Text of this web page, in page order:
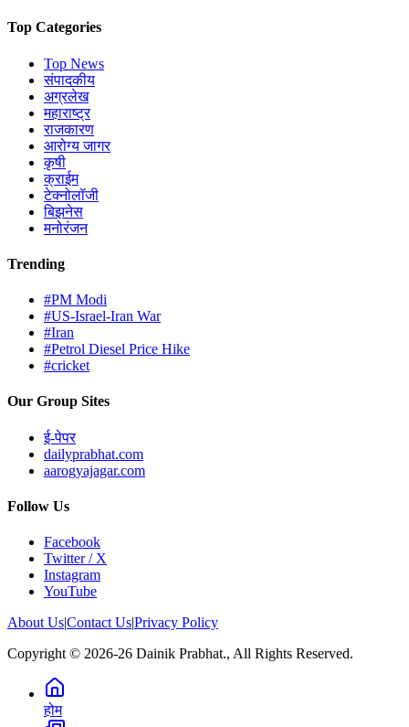
Top Categories
Top News
संपादकीय
अग्रलेख
महाराष्ट्र
राजकारण
आरोग्य जागर
कृषी
क्राईम
टेक्नोलॉजी
बिझनेस
मनोरंजन
Trending
#PM Modi
#US-Israel-Iran War
#Iran
#Petrol Diesel Price Hike
#cricket
Our Group Sites
ई-पेपर
dailyprabhat.com
aarogyajagar.com
Follow Us
Facebook
Twitter / X
Instagram
YouTube
About Us|Contact Us|Privacy Policy
Copyright © 2026-26 Dainik Prabhat., All Rights Reserved.
होम